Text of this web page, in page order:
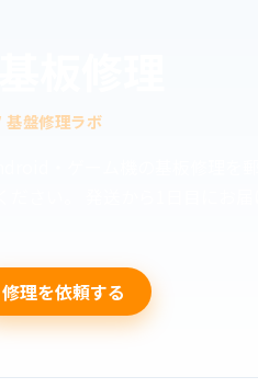
盤修理ラボ
修理を依頼する